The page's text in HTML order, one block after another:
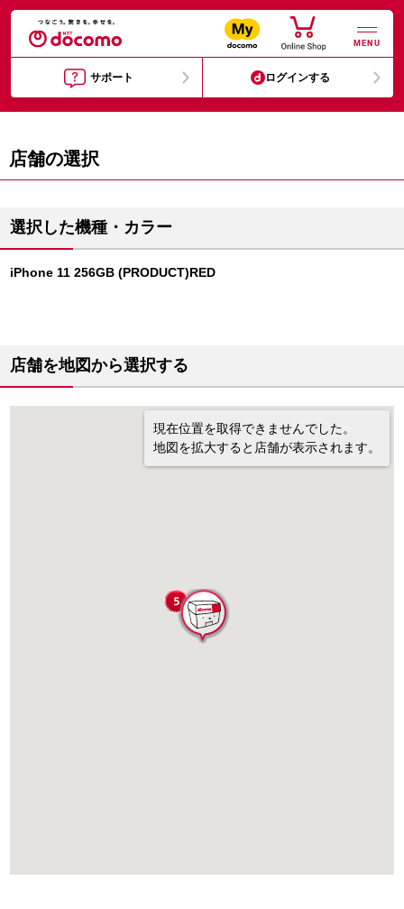
MENU
サポート ログインする
店舗の選択
選択した機種・カラー
iPhone 11 256GB (PRODUCT)RED
店舗を地図から選択する
現在位置を取得できませんでした。
地図を拡大すると店舗が表示されます。